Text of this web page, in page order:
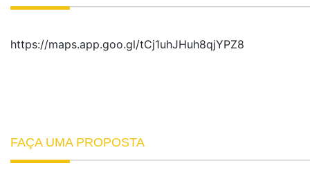
https://maps.app.goo.gl/tCj1uhJHuh8qjYPZ8
FAÇA UMA PROPOSTA